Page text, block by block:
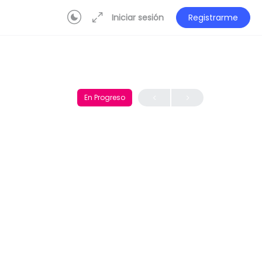
Iniciar sesión Registrarme
En Progreso